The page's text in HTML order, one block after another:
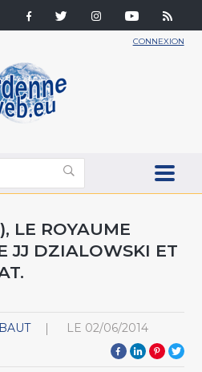
CONNEXION
LE ROYAUME
JJ DZIALOWSKI ET
LE 02/06/2014